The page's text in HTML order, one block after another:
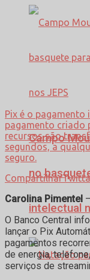
Campo
no
intelectual
Pix é o pagamento
pagamento criado
recursos são
segundos, a
seguro.
Compartilhar
Carolina Pimentel –
O Banco Central
lançar o Pix
pagamentos
de energia,
serviços de